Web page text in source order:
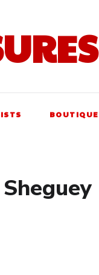
BOUTIQUE
Sheguey